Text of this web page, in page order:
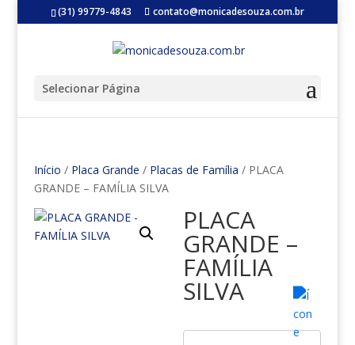
(31) 99779-4843 contato@monicadesouza.com.br
Selecionar Página
Início / Placa Grande / Placas de Família / PLACA
GRANDE – FAMÍLIA SILVA
PLACA
GRANDE –
FAMÍLIA
SILVA